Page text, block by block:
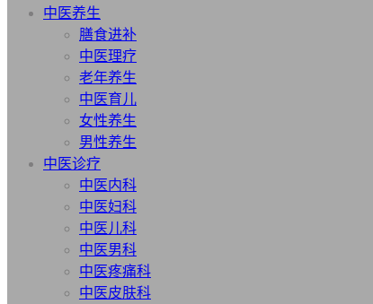
中医养生
膳食进补
中医理疗
老年养生
中医育儿
女性养生
男性养生
中医诊疗
中医内科
中医妇科
中医儿科
中医男科
中医疼痛科
中医皮肤科